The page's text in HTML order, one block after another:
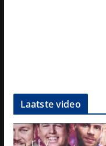
Laatste video